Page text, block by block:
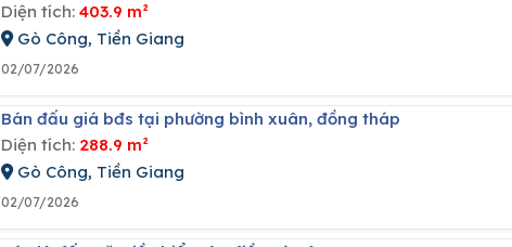
Diện tích: 403.9 m²
Gò Công, Tiền Giang
02/07/2026
Bán đấu giá bđs tại phường bình xuân, đồng tháp
Diện tích: 288.9 m²
Gò Công, Tiền Giang
02/07/2026